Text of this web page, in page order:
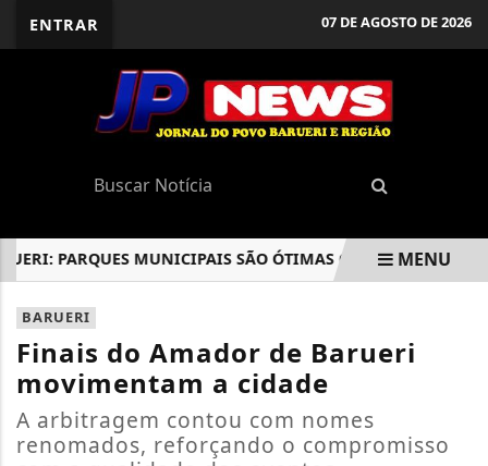
ENTRAR 07 DE AGOSTO DE 2026
PARQUES MUNICIPAIS SÃO ÓTIMAS OPÇÕES DE LAZER E
EM ALTA
MENU
BARUERI
Finais do Amador de Barueri
movimentam a cidade
A arbitragem contou com nomes
renomados, reforçando o compromisso